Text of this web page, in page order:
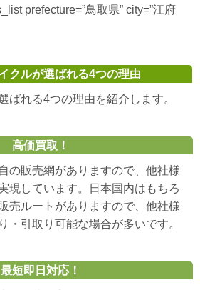
prefecture=”鳥取県” city=”江府
クルが選ばれる4つの理由
ばれる4つの理由を紹介します。
高価買取！
の販売網がありますので、他社様
現しています。日本国内はもちろ
売ルートがありますので、他社様
・引取り可能な場合が多いです。
最短即日対応！